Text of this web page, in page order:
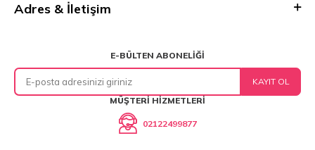
Adres & İletişim
E-BÜLTEN ABONELIĞI
KAYIT OL
MÜŞTERI HIZMETLERI
02122499877